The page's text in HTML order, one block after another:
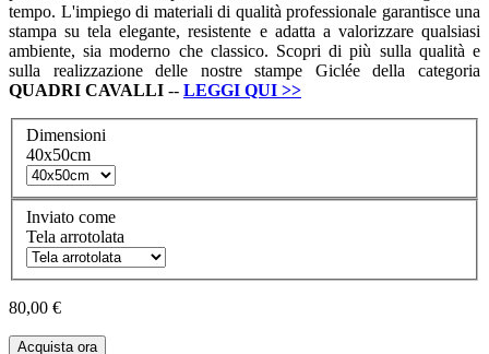
tempo. L'impiego di materiali di qualità professionale garantisce una
stampa su tela elegante, resistente e adatta a valorizzare qualsiasi
ambiente, sia moderno che classico. Scopri di più sulla qualità e
sulla realizzazione delle nostre stampe Giclée della categoria
QUADRI CAVALLI -- LEGGI QUI >>
Dimensioni
40x50cm
Inviato come
Tela arrotolata
80,00 €
Acquista ora